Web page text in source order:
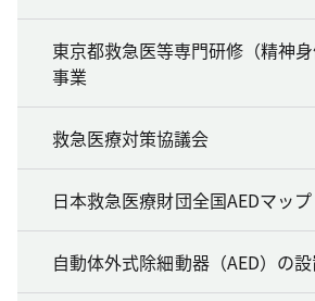
東京都救急医等専門研修（精神身
事業
救急医療対策協議会
日本救急医療財団全国AEDマップ
自動体外式除細動器（AED）の